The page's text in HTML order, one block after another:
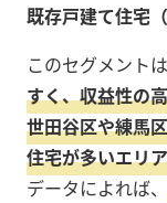
既存戸建て住宅
このセグメントは
すく、収益性の
世田谷区や練馬
住宅が多いエリ
データによれば、